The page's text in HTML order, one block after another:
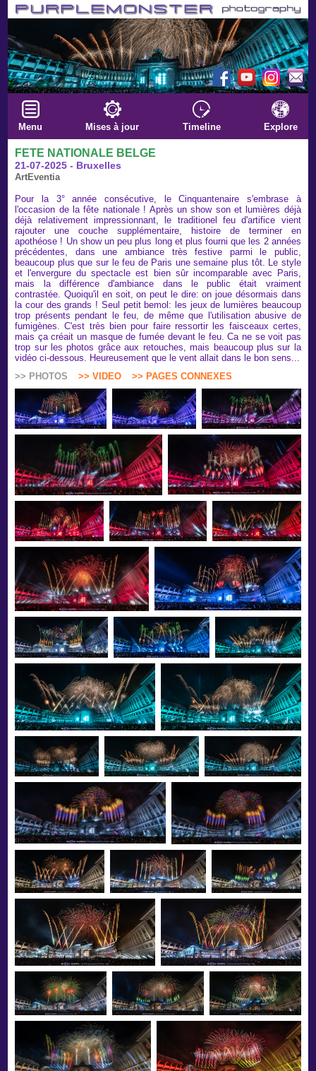
Menu Mises à jour Timeline Explore
FETE NATIONALE BELGE
21-07-2025 - Bruxelles
ArtEventia
Pour la 3° année consécutive, le Cinquantenaire s'embrase à
l'occasion de la fête nationale ! Après un show son et lumières déjà
déjà relativement impressionnant, le traditionel feu d'artifice vient
rajouter une couche supplémentaire, histoire de terminer en
apothéose ! Un show un peu plus long et plus fourni que les 2 années
précédentes, dans une ambiance très festive parmi le public,
beaucoup plus que sur le feu de Paris une semaine plus tôt. Le style
et l'envergure du spectacle est bien sûr incomparable avec Paris,
mais la différence d'ambiance dans le public était vraiment
contrastée. Quoiqu'il en soit, on peut le dire: on joue désormais dans
la cour des grands ! Seul petit bemol: les jeux de lumières beaucoup
trop présents pendant le feu, de même que l'utilisation abusive de
fumigènes. C'est très bien pour faire ressortir les faisceaux certes,
mais ça créait un masque de fumée devant le feu. Ca ne se voit pas
trop sur les photos grâce aux retouches, mais beaucoup plus sur la
vidéo ci-dessous. Heureusement que le vent allait dans le bon sens...
>> PHOTOS
>> VIDEO >> PAGES CONNEXES